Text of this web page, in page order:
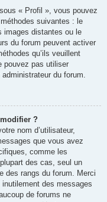
« Profil », vous pouvez
suivantes : le
images distantes ou le
du forum peuvent activer
qu’ils veuillent
pouvez pas utiliser
du forum.
?
nom d’utilisateur,
que vous avez
comme les
des cas, seul un
des rangs du forum. Merci
des messages
de forums ne